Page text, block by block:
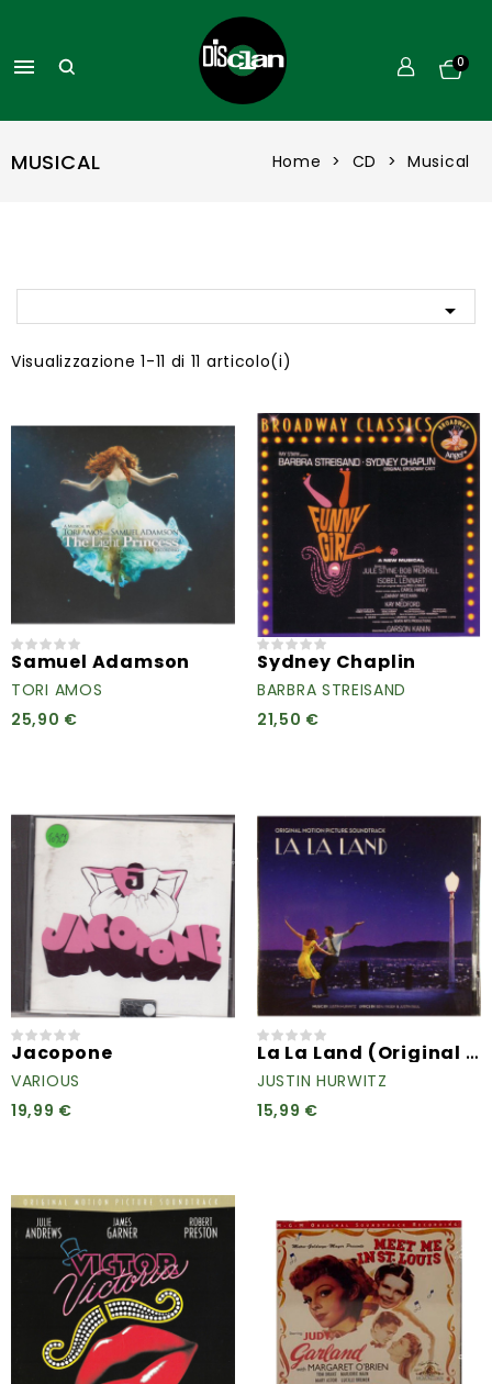
 0
MUSICAL Home CD Musical

Visualizzazione 1-11 di 11 articolo(i)
Samuel Adamson
TORI AMOS
25,90 €
Sydney Chaplin
BARBRA STREISAND
21,50 €
Jacopone
VARIOUS
19,99 €
La La Land (Original Motion...
JUSTIN HURWITZ
15,99 €